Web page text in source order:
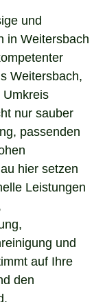
und
in Weitersbach
Weitersbach,
nur sauber
passenden
hier setzen
Leistungen
und
auf Ihre
den